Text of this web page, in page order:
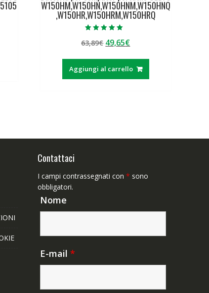
W150HM,W150HN,W150HNM,W150HNQ
,W150HR,W150HRM,W150HRQ
5.00
su 5
63,89€ Il
originale
era:
49,65€Il
attuale
è:
Aggiungi al carrello
Contattaci
I campi contrassegnati con * sono
obbligatori.
Nome
E-mail *